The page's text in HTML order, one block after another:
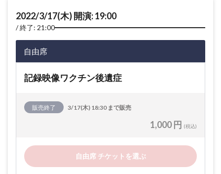
2022/3/17(木) 開演: 19:00
終了: 21:00
自由席
記録映像ワクチン後遺症
販売終了 3/17(木) 18:30 まで販売
1,000 円 (税込)
自由席 チケットを選ぶ